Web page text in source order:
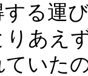
る運
あえ
いた